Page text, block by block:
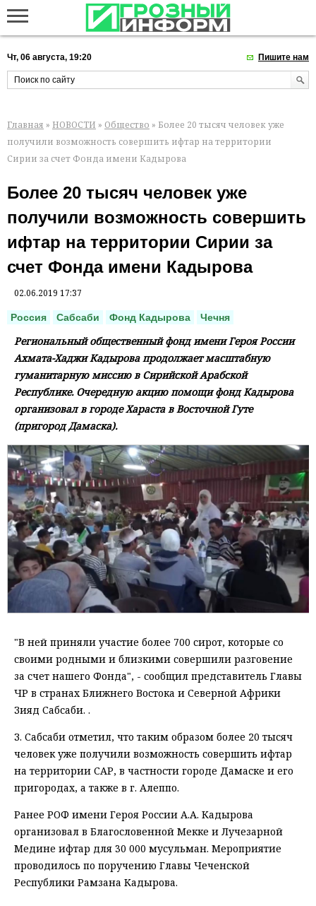
Чт, 06 августа, 19:20 Пишите нам
Главная » НОВОСТИ » Общество » Более 20 тысяч человек уже
получили возможность совершить ифтар на территории
Сирии за счет Фонда имени Кадырова
Более 20 тысяч человек уже
получили возможность совершить
ифтар на территории Сирии за
счет Фонда имени Кадырова
02.06.2019 17:37
Россия Сабсаби Фонд Кадырова Чечня
Региональный общественный фонд имени Героя России
Ахмата-Хаджи Кадырова продолжает масштабную
гуманитарную миссию в Сирийской Арабской
Республике. Очередную акцию помощи фонд Кадырова
организовал в городе Хараста в Восточной Гуте
(пригород Дамаска).
"В ней приняли участие более 700 сирот, которые со
своими родными и близкими совершили разговение
за счет нашего Фонда", - сообщил представитель Главы
ЧР в странах Ближнего Востока и Северной Африки
Зияд Сабсаби. .
З. Сабсаби отметил, что таким образом более 20 тысяч
человек уже получили возможность совершить ифтар
на территории САР, в частности городе Дамаске и его
пригородах, а также в г. Алеппо.
Ранее РОФ имени Героя России А.А. Кадырова
организовал в Благословенной Мекке и Лучезарной
Медине ифтар для 30 000 мусульман. Мероприятие
проводилось по поручению Главы Чеченской
Республики Рамзана Кадырова.